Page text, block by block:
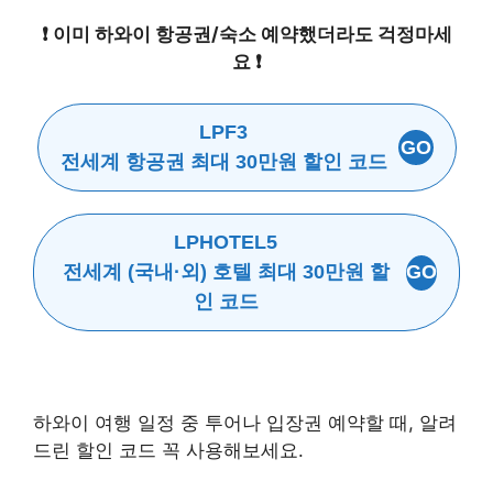
❗️ 이미 하와이 항공권/숙소 예약했더라도 걱정마세
요 ❗️
LPF3
전세계 항공권 최대 30만원 할인 코드
GO
LPHOTEL5
전세계 (국내·외) 호텔 최대 30만원 할
인 코드
GO
하와이 여행 일정 중 투어나 입장권 예약할 때, 알려
드린 할인 코드 꼭 사용해보세요.